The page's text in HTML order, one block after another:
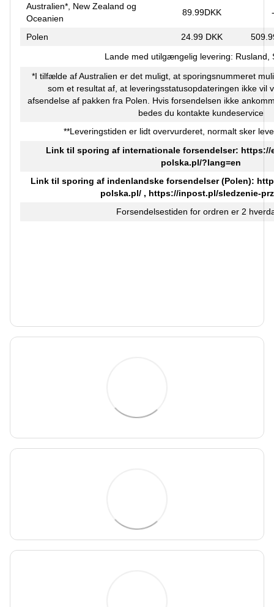
Australien*, New Zealand og
Oceanien
89.99DKK -
Polen 24.99 DKK
Lande med utilgængelig levering: Rusland,
*I tilfælde af Australien er det muligt, at sporingsnummeret
som et resultat af, at leveringsstatusopdateringen ikke
afsendelse af pakken fra Polen. Hvis forsendelsen ikke
bedes du kontakte kundeservice
**Leveringstiden er lidt overvurderet, normalt sker
Link til sporing af internationale forsendelser: https://
polska.pl/?lang=en
Link til sporing af indenlandske forsendelser (Polen):
polska.pl/ , https://inpost.pl/sledzenie-
Forsendelsestiden for ordren er 2